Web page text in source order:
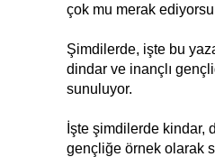
çok mu merak
Şimdilerde, işte bu
dindar ve inançlı
sunuluyor.
İşte şimdilerde kindar,
gençliğe örnek olarak